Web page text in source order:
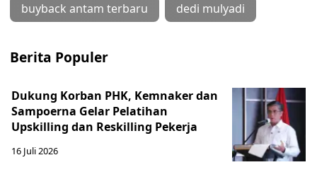
buyback antam terbaru dedi mulyadi
Berita Populer
Dukung Korban PHK, Kemnaker dan
Sampoerna Gelar Pelatihan
Upskilling dan Reskilling Pekerja
16 Juli 2026